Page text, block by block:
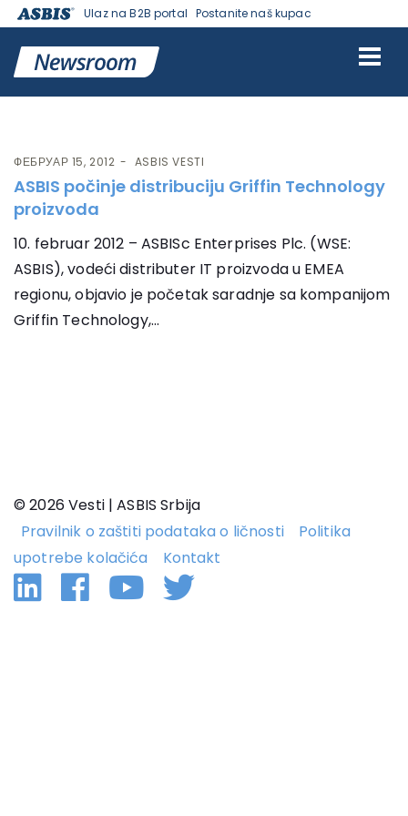
Ulaz na B2B portal Postanite naš kupac
Ознака:Griffin
ФЕБРУАР 15, 2012 ASBIS VESTI
ASBIS počinje distribuciju Griffin Technology
proizvoda
10. februar 2012 – ASBISc Enterprises Plc. (WSE:
ASBIS), vodeći distributer IT proizvoda u EMEA
regionu, objavio je početak saradnje sa kompanijom
Griffin Technology,...
© 2026 Vesti | ASBIS Srbija
Pravilnik o zaštiti podataka o ličnosti
Politika
upotrebe kolačića
Kontakt
Linkedin
Facebook
YouTube
Twitter